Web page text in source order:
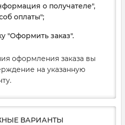
о получателе",
оплаты";
"Оформить заказ".
оформления заказа вы
на указанную
ВАРИАНТЫ